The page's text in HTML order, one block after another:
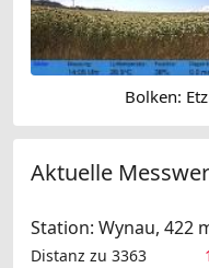
Bolken:
Aktuelle
Station: Wynau, 422
Distanz zu 3363